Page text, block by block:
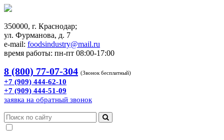
350000, г. Краснодар;
ул. Фурманова, д. 7
e-mail: foodsindustry@mail.ru
время работы: пн-пт 08:00-17:00
8 (800) 77-07-304 (Звонок бесплатный)
+7 (909) 444-62-10
+7 (909) 444-51-09
заявка на обратный звонок